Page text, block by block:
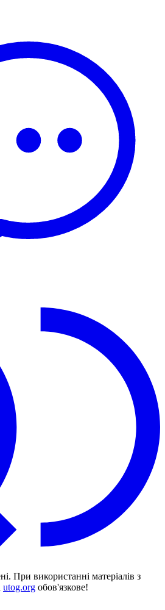
При використанні матеріалів з
utog.org обов'язкове!